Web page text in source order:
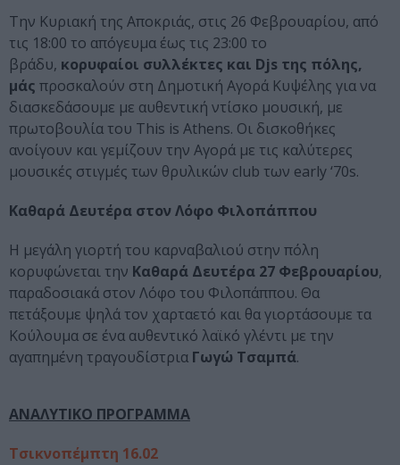
Την Κυριακή της Αποκριάς, στις 26 Φεβρουαρίου, από
τις 18:00 το απόγευμα έως τις 23:00 το
βράδυ, κορυφαίοι συλλέκτες και Djs της πόλης,
μάς προσκαλούν στη Δημοτική Αγορά Κυψέλης για να
διασκεδάσουμε με αυθεντική ντίσκο μουσική, με
πρωτοβουλία του This is Athens. Οι δισκοθήκες
ανοίγουν και γεμίζουν την Αγορά με τις καλύτερες
μουσικές στιγμές των θρυλικών club των early ‘70s.
Καθαρά Δευτέρα στον Λόφο Φιλοπάππου
Η μεγάλη γιορτή του καρναβαλιού στην πόλη
κορυφώνεται την Καθαρά Δευτέρα 27 Φεβρουαρίου,
παραδοσιακά στον Λόφο του Φιλοπάππου. Θα
πετάξουμε ψηλά τον χαρταετό και θα γιορτάσουμε τα
Κούλουμα σε ένα αυθεντικό λαϊκό γλέντι με την
αγαπημένη τραγουδίστρια Γωγώ Τσαμπά.
ΑΝΑΛΥΤΙΚΟ ΠΡΟΓΡΑΜΜΑ
Τσικνοπέμπτη 16.02